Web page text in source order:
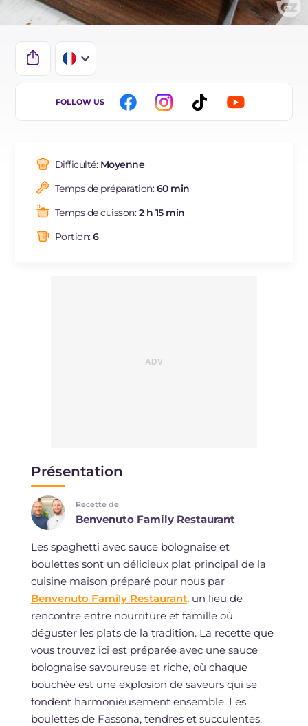
IT
ES
BR
NL
FOLLOW US
Difficulté: Moyenne
Temps de préparation:60 min
Temps de cuisson:2 h 15 min
Portion:6
Présentation
Recette de
Benvenuto Family Restaurant
Les spaghetti avec sauce bolognaise et
boulettes sont un délicieux plat principal de la
cuisine maison préparé pour nous par
Benvenuto Family Restaurant, un lieu de
rencontre entre nourriture et famille où
déguster les plats de la tradition. La recette que
vous trouvez ici est préparée avec une sauce
bolognaise savoureuse et riche, où chaque
bouchée est une explosion de saveurs qui se
fondent harmonieusement ensemble. Les
boulettes de Fassona, tendres et succulentes,